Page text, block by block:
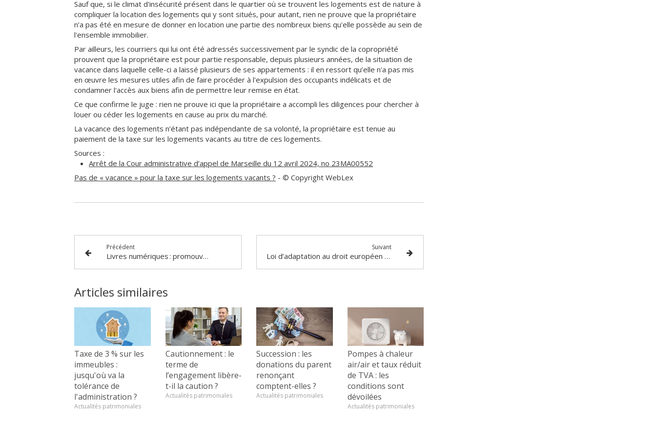
Sauf que, si le climat d'insécurité présent dans le quartier où se trouvent les logements est de nature à
compliquer la location des logements qui y sont situés, pour autant, rien ne prouve que la propriétaire
n’a pas été en mesure de donner en location une partie des nombreux biens qu'elle possède au sein de
l'ensemble immobilier.
Par ailleurs, les courriers qui lui ont été adressés successivement par le syndic de la copropriété
prouvent que la propriétaire est pour partie responsable, depuis plusieurs années, de la situation de
vacance dans laquelle celle-ci a laissé plusieurs de ses appartements : il en ressort qu’elle n'a pas mis
en œuvre les mesures utiles afin de faire procéder à l'expulsion des occupants indélicats et de
condamner l'accès aux biens afin de permettre leur remise en état.
Ce que confirme le juge : rien ne prouve ici que la propriétaire a accompli les diligences pour chercher à
louer ou céder les logements en cause au prix du marché.
La vacance des logements n’étant pas indépendante de sa volonté, la propriétaire est tenue au
paiement de la taxe sur les logements vacants au titre de ces logements.
Sources :
Arrêt de la Cour administrative d’appel de Marseille du 12 avril 2024, no 23MA00552
Pas de « vacance » pour la taxe sur les logements vacants ? - © Copyright WebLex
Précédent
Livres numériques : promouvoir l’accessibilité pour tous
Suivant
Loi d’adaptation au droit européen : quelques mesures diverses…
Articles similaires
Taxe de 3 % sur les
immeubles :
jusqu'où va la
tolérance de
l'administration ?
Actualités patrimoniales
Cautionnement : le
terme de
l’engagement libère-
t-il la caution ?
Actualités patrimoniales
Succession : les
donations du parent
renonçant
comptent-elles ?
Actualités patrimoniales
Pompes à chaleur
air/air et taux réduit
de TVA : les
conditions sont
dévoilées
Actualités patrimoniales